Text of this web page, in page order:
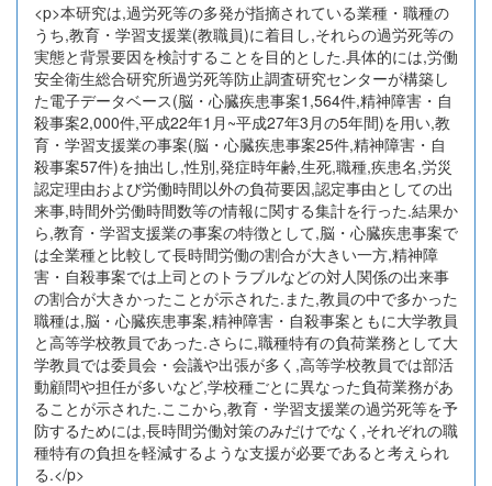
<p>本研究は,過労死等の多発が指摘されている業種・職種の
うち,教育・学習支援業(教職員)に着目し,それらの過労死等の
実態と背景要因を検討することを目的とした.具体的には,労働
安全衛生総合研究所過労死等防止調査研究センターが構築し
た電子データベース(脳・心臓疾患事案1,564件,精神障害・自
殺事案2,000件,平成22年1月~平成27年3月の5年間)を用い,教
育・学習支援業の事案(脳・心臓疾患事案25件,精神障害・自
殺事案57件)を抽出し,性別,発症時年齢,生死,職種,疾患名,労災
認定理由および労働時間以外の負荷要因,認定事由としての出
来事,時間外労働時間数等の情報に関する集計を行った.結果か
ら,教育・学習支援業の事案の特徴として,脳・心臓疾患事案で
は全業種と比較して長時間労働の割合が大きい一方,精神障
害・自殺事案では上司とのトラブルなどの対人関係の出来事
の割合が大きかったことが示された.また,教員の中で多かった
職種は,脳・心臓疾患事案,精神障害・自殺事案ともに大学教員
と高等学校教員であった.さらに,職種特有の負荷業務として大
学教員では委員会・会議や出張が多く,高等学校教員では部活
動顧問や担任が多いなど,学校種ごとに異なった負荷業務があ
ることが示された.ここから,教育・学習支援業の過労死等を予
防するためには,長時間労働対策のみだけでなく,それぞれの職
種特有の負担を軽減するような支援が必要であると考えられ
る.</p>